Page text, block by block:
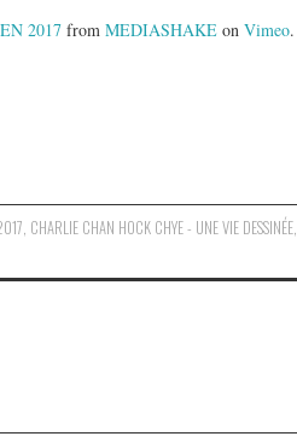
2017 from MEDIASHAKE on Vimeo.
, CHARLIE CHAN HOCK CHYE - UNE VIE DESSINÉE,